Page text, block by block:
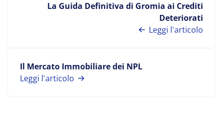
La Guida Definitiva di Gromia ai Crediti
Deteriorati
Leggi l'articolo
Il Mercato Immobiliare dei NPL
Leggi l'articolo